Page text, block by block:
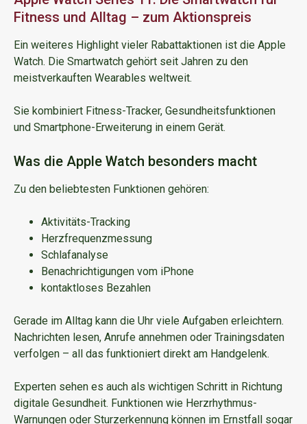
Fitness und Alltag – zum Aktionspreis
Ein weiteres Highlight vieler Rabattaktionen ist die Apple
Watch. Die Smartwatch gehört seit Jahren zu den
meistverkauften Wearables weltweit.
Sie kombiniert Fitness-Tracker, Gesundheitsfunktionen
und Smartphone-Erweiterung in einem Gerät.
Was die Apple Watch besonders macht
Zu den beliebtesten Funktionen gehören:
Aktivitäts-Tracking
Herzfrequenzmessung
Schlafanalyse
Benachrichtigungen vom iPhone
kontaktloses Bezahlen
Gerade im Alltag kann die Uhr viele Aufgaben erleichtern.
Nachrichten lesen, Anrufe annehmen oder Trainingsdaten
verfolgen – all das funktioniert direkt am Handgelenk.
Experten sehen es auch als wichtigen Schritt in Richtung
digitale Gesundheit. Funktionen wie Herzrhythmus-
Warnungen oder Sturzerkennung können im Ernstfall sogar